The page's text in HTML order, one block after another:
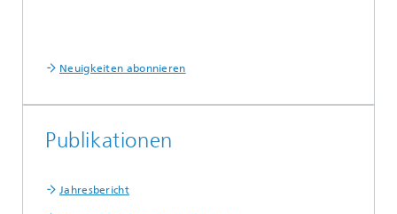
Neuigkeiten abonnieren
Publikationen
Jahresbericht